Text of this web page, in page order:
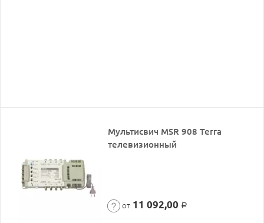
Мультисвич MSR 908 Terra
телевизионный
от 11 092,00 Р